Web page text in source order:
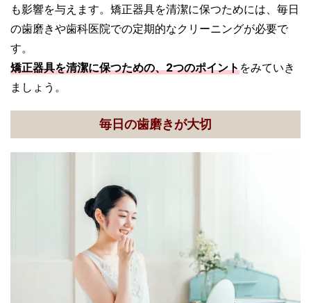
も影響を与えます。矯正器具を清潔に保つためには、毎日
の歯磨きや歯科医院での定期的なクリーニングが必要で
す。
矯正器具を清潔に保つための、2つのポイントをみていき
ましょう。
毎日の歯磨きが大切